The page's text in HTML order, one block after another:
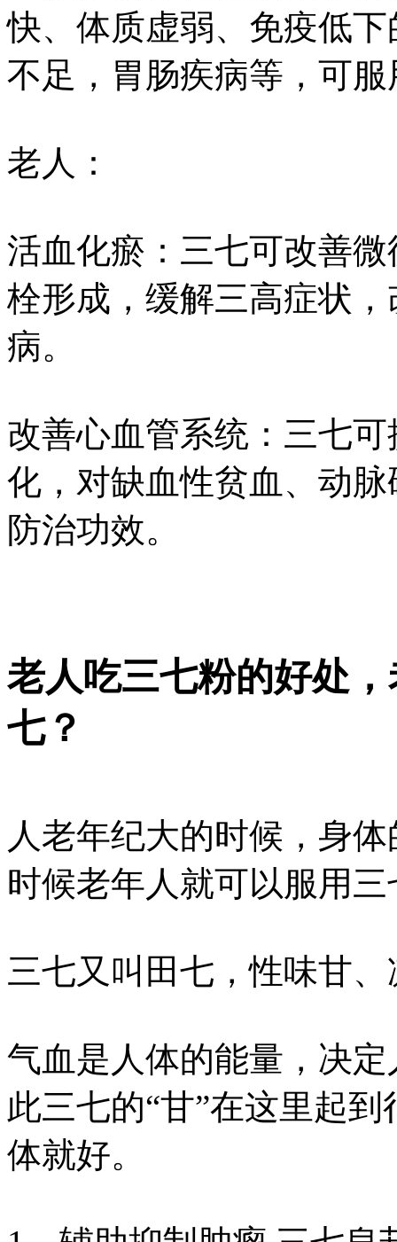
快、体质虚弱、免疫低
不足，胃肠疾病等，可
老人：
活血化瘀：三七可改善
栓形成，缓解三高症状
病。
改善心血管系统：三七
化，对缺血性贫血、动
防治功效。
老人吃三七粉的好处
七？
人老年纪大的时候，身
时候老年人就可以服用三
三七又叫田七，性味甘
气血是人体的能量，决
此三七的“甘”在这里起
体就好。